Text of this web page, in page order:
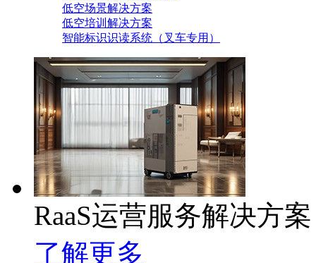
低空场景解决方案
低空培训解决方案
智能标识识读系统（叉车专用）
RaaS运营服务解决方案
了解更多